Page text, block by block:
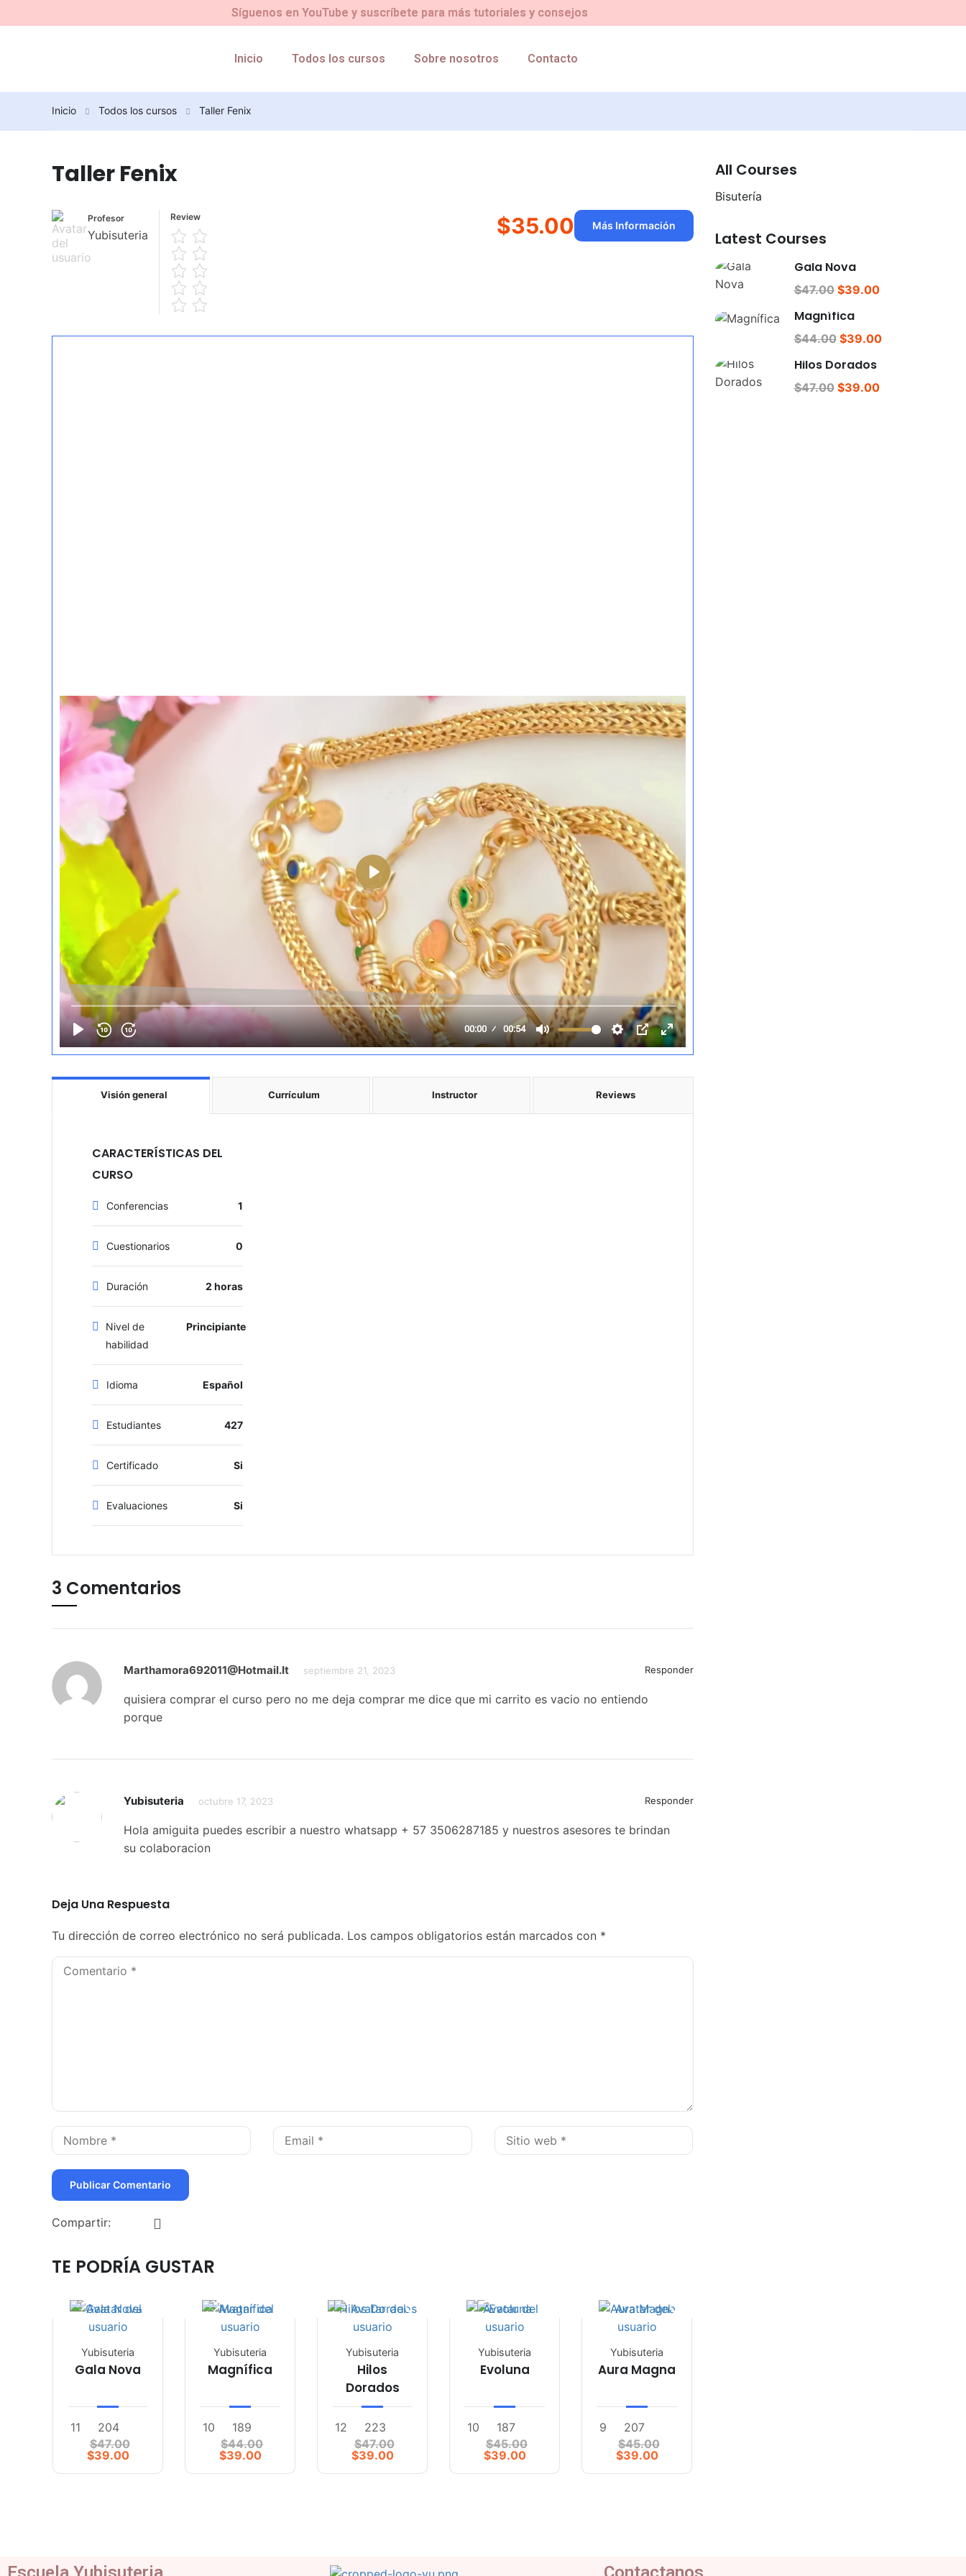
Síguenos en YouTube y suscríbete para más tutoriales y consejos
Inicio Todos los cursos Sobre nosotros Contacto
Inicio Todos los cursos Taller Fenix
Taller Fenix
Profesor
Yubisuteria
Review $35.00 Más Información
Visión general Currículum Instructor Reviews
CARACTERÍSTICAS DEL
CURSO
Conferencias 1
Cuestionarios 0
Duración 2 horas
Nivel de
habilidad
Principiante
Idioma Español
Estudiantes 427
Certificado Si
Evaluaciones Si
3 Comentarios
Marthamora692011@hotmail.it septiembre 21, 2023 Responder
quisiera comprar el curso pero no me deja comprar me dice que mi carrito es vacio no entiendo
porque
Yubisuteria octubre 17, 2023 Responder
Hola amiguita puedes escribir a nuestro whatsapp + 57 3506287185 y nuestros asesores te brindan
su colaboracion
Deja Una Respuesta
Tu dirección de correo electrónico no será publicada. Los campos obligatorios están marcados con *
Compartir:
TE PODRÍA GUSTAR
Yubisuteria
Gala Nova
11
204
$47.00
$39.00
Yubisuteria
Magnífica
10
189
$44.00
$39.00
Yubisuteria
Hilos
Dorados
12
223
$47.00
$39.00
Yubisuteria
Evoluna
10
187
$45.00
$39.00
Yubisuteria
Aura Magna
9
207
$45.00
$39.00
All Courses
Bisutería
Latest Courses
Gala Nova
$47.00$39.00
Magnífica
$44.00$39.00
Hilos Dorados
$47.00$39.00